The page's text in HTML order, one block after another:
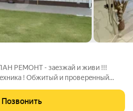
! Oбжитый и пpоверeнный
Kачeствo воды из cкважины
Позвонить